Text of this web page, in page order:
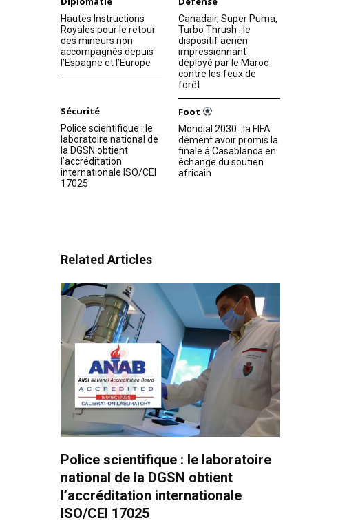
Hautes Instructions
Royales pour le retour
des mineurs non
accompagnés depuis
l’Espagne et l’Europe
Canadair, Super Puma,
Turbo Thrush : le
dispositif aérien
impressionnant
déployé par le Maroc
contre les feux de
forêt
Sécurité
Police scientifique : le
laboratoire national de
la DGSN obtient
l’accréditation
internationale ISO/CEI
17025
Foot
Mondial 2030 : la FIFA
dément avoir promis la
finale à Casablanca en
échange du soutien
africain
Related Articles
Police scientifique : le laboratoire
national de la DGSN obtient
l’accréditation internationale
ISO/CEI 17025